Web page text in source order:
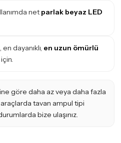
net parlak beyaz LED
dayanıklı, en uzun ömürlü
göre daha az veya daha fazla
tavan ampul tipi
bize ulaşınız.